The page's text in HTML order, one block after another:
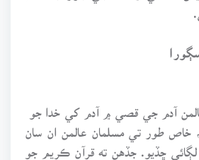
آدم جي قصي ۾ آدم کي خدا جو
خاص طور تي مسلمان عالمن ان سان
لڳائي ڇڏيو. جڏهن ته قرآن ڪريم جو